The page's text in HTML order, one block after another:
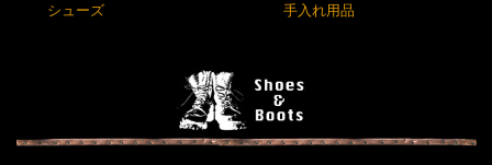
シューズ 手入れ用品